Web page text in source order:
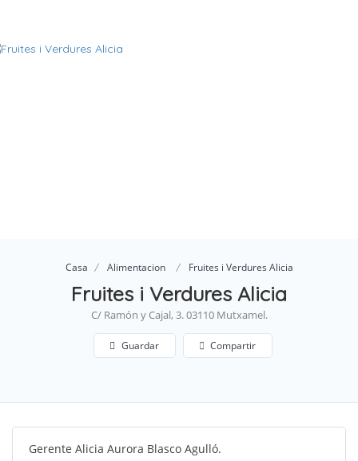
Casa Alimentacion Fruites i Verdures Alicia
Fruites i Verdures Alicia
C/ Ramón y Cajal, 3. 03110 Mutxamel.
Guardar Compartir
Gerente Alicia Aurora Blasco Agulló.